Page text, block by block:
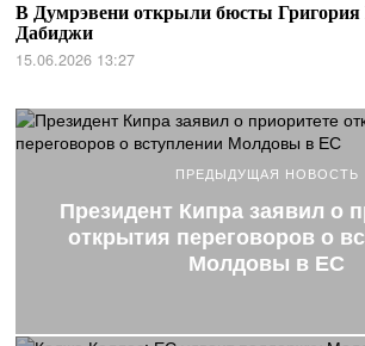
В Думрэвени открыли бюсты Григория
Дабиджи
15.06.2026 13:27
ПРЕДЫДУЩАЯ НОВОСТЬ
Президент Кипра заявил о
открытия переговоров о
Молдовы в ЕС